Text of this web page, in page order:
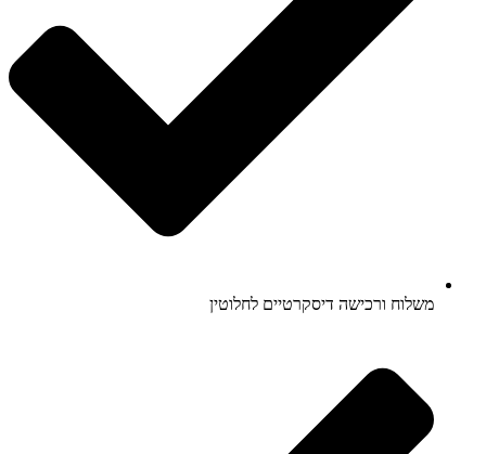
משלוח ורכישה דיסקרטיים לחלוטין